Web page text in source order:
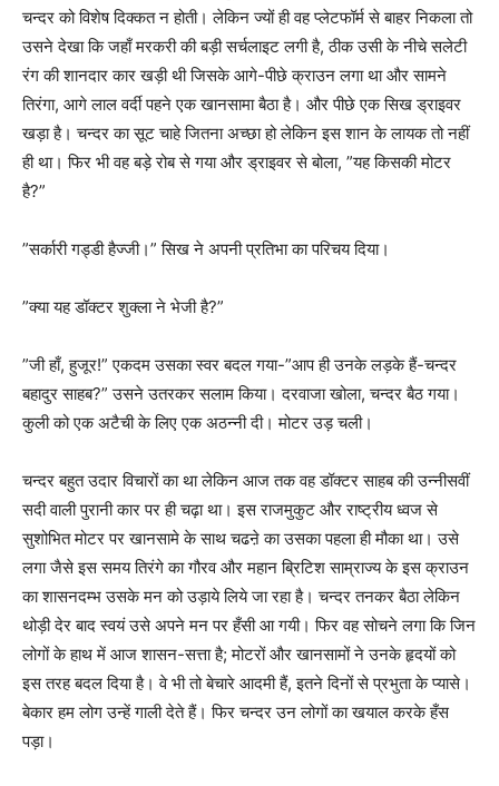
चन्दर को विशेष दिक्कत न होती। लेकिन ज्यों ही वह प्लेटफॉर्म से बाहर निकला तो
उसने देखा कि जहाँ मरकरी की बड़ी सर्चलाइट लगी है, ठीक उसी के नीचे सलेटी
रंग की शानदार कार खड़ी थी जिसके आगे-पीछे क्राउन लगा था और सामने
तिरंगा, आगे लाल वर्दी पहने एक खानसामा बैठा है। और पीछे एक सिख ड्राइवर
खड़ा है। चन्दर का सूट चाहे जितना अच्छा हो लेकिन इस शान के लायक तो नहीं
ही था। फिर भी वह बड़े रोब से गया और ड्राइवर से बोला, ”यह किसकी मोटर
है?”
”सर्कारी गड्डी हैज्जी।” सिख ने अपनी प्रतिभा का परिचय दिया।
”क्या यह डॉक्टर शुक्ला ने भेजी है?”
”जी हाँ, हुजूर!” एकदम उसका स्वर बदल गया-”आप ही उनके लड़के हैं-चन्दर
बहादुर साहब?” उसने उतरकर सलाम किया। दरवाजा खोला, चन्दर बैठ गया।
कुली को एक अटैची के लिए एक अठन्नी दी। मोटर उड़ चली।
चन्दर बहुत उदार विचारों का था लेकिन आज तक वह डॉक्टर साहब की उन्नीसवीं
सदी वाली पुरानी कार पर ही चढ़ा था। इस राजमुकुट और राष्ट्रीय ध्वज से
सुशोभित मोटर पर खानसामे के साथ चढऩे का उसका पहला ही मौका था। उसे
लगा जैसे इस समय तिरंगे का गौरव और महान ब्रिटिश साम्राज्य के इस क्राउन
का शासनदम्भ उसके मन को उड़ाये लिये जा रहा है। चन्दर तनकर बैठा लेकिन
थोड़ी देर बाद स्वयं उसे अपने मन पर हँसी आ गयी। फिर वह सोचने लगा कि जिन
लोगों के हाथ में आज शासन-सत्ता है; मोटरों और खानसामों ने उनके हृदयों को
इस तरह बदल दिया है। वे भी तो बेचारे आदमी हैं, इतने दिनों से प्रभुता के प्यासे।
बेकार हम लोग उन्हें गाली देते हैं। फिर चन्दर उन लोगों का खयाल करके हँस
पड़ा।